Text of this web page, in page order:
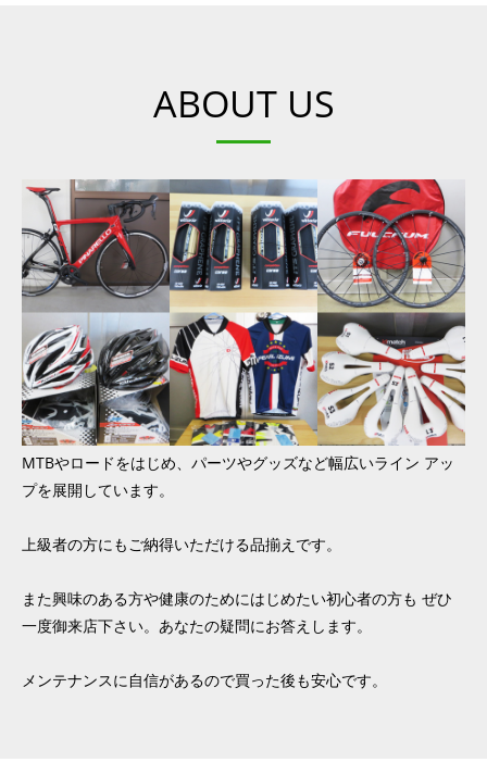
ABOUT US
MTBやロードをはじめ、パーツやグッズなど幅広いライン アッ
プを展開しています。
上級者の方にもご納得いただける品揃えです。
また興味のある方や健康のためにはじめたい初心者の方も ぜひ
一度御来店下さい。あなたの疑問にお答えします。
メンテナンスに自信があるので買った後も安心です。